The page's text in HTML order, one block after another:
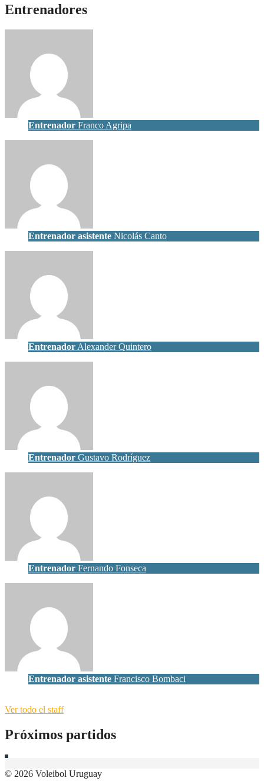
Entrenadores
Entrenador Franco Agripa
Entrenador asistente Nicolás Canto
Entrenador Alexander Quintero
Entrenador Gustavo Rodríguez
Entrenador Fernando Fonseca
Entrenador asistente Francisco Bombaci
Ver todo el staff
Próximos partidos
© 2026 Voleibol Uruguay